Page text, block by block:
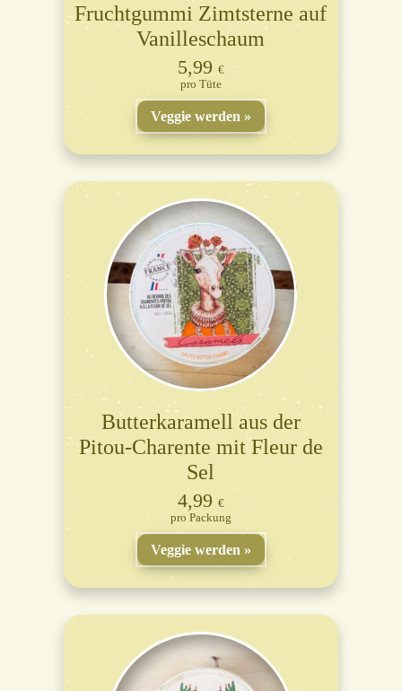
Fruchtgummi Zimtsterne auf
Vanilleschaum
5,99€
Tüte
Veggie werden
Butterkaramell aus der
Pitou-Charente mit Fleur de
Sel
4,99 €
Packung
Veggie werden